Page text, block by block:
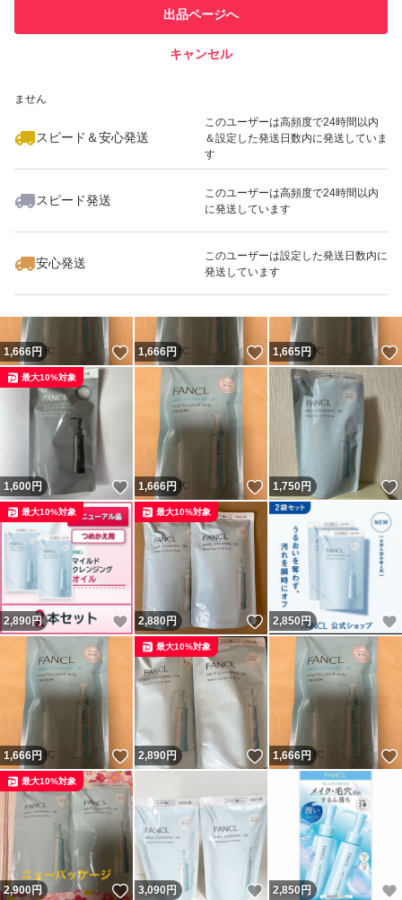
での取引実績があります
ません
スピード＆安心発送
このユーザーは高頻度で24時間以内
＆設定した発送日数内に発送していま
す
スピード発送
このユーザーは高頻度で24時間以内
に発送しています
安心発送
このユーザーは設定した発送日数内に
発送しています
出品ページへ
キャンセル
いいね！
1,650
1,666円 いいね！
1,666円 いいね！
1,665円
1,600円 いいね！
最大10%対象
1,666円 いいね！
1,750円
2,890 円 いいね！
最大10%対象
2,880円 いいね！
最大10%対象
2,850 円
1,666円 いいね！
2,890円 いいね！
最大10%対象
1,666円
2,900円 いいね！
最大10%対象
3,090円 いいね！
2,850円